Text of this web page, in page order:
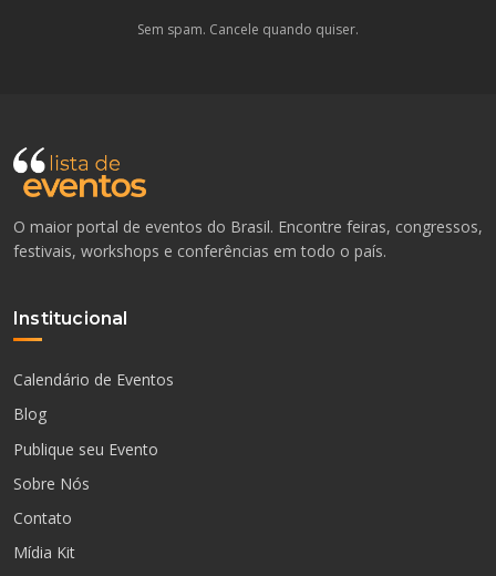
Sem spam. Cancele quando quiser.
O maior portal de eventos do Brasil. Encontre feiras, congressos,
festivais, workshops e conferências em todo o país.
Institucional
Calendário de Eventos
Blog
Publique seu Evento
Sobre Nós
Contato
Mídia Kit